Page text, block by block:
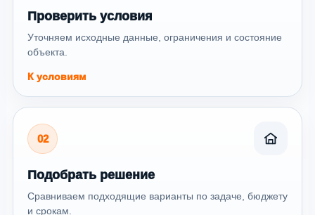
Проверить условия
Уточняем исходные данные, ограничения и состояние
объекта.
К условиям
02
Подобрать решение
Сравниваем подходящие варианты по задаче, бюджету
и срокам.